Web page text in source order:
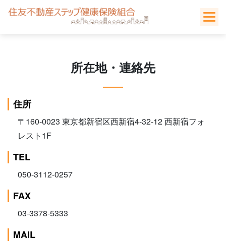
Skip
所在地・連絡先
住所
〒160-0023 東京都新宿区西新宿4-32-12 西新宿フォ
レスト1F
TEL
050-3112-0257
FAX
03-3378-5333
MAIL